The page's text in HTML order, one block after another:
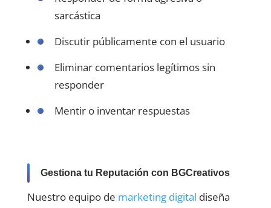
sarcástica
Discutir públicamente con el usuario
Eliminar comentarios legítimos sin
responder
Mentir o inventar respuestas
Gestiona tu Reputación con BGCreativos
Nuestro equipo de marketing digital diseña